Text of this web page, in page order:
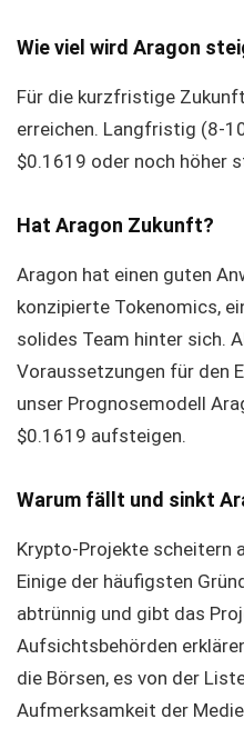
Wie viel wird Aragon
Für die kurzfristige
erreichen. Langfristig (8-
$0.1619 oder noch höher
Hat Aragon Zukunft?
Aragon hat einen guten
konzipierte Tokenomics,
solides Team hinter sich.
Voraussetzungen für den
unser Prognosemodell
$0.1619 aufsteigen.
Warum fällt und sinkt
Krypto-Projekte scheitern
Einige der häufigsten
abtrünnig und gibt das
Aufsichtsbehörden
die Börsen, es von der
Aufmerksamkeit der